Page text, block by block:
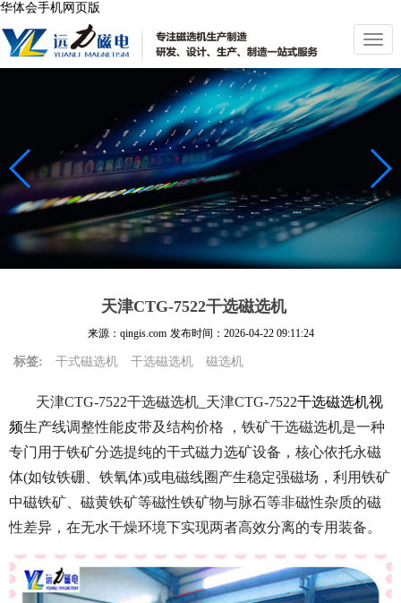
华体会手机网页版
切
换
导
航
天津CTG-7522干选磁选机
来源：qingis.com 发布时间： 2026-04-22 09:11:24
标签: 干式磁选机 干选磁选机 磁选机
天津CTG-7522干选磁选机_天津CTG-7522干选磁选机视
频生产线调整性能皮带及结构价格 ，铁矿干选磁选机是一种
专门用于铁矿分选提纯的干式磁力选矿设备，核心依托永磁
体(如钕铁硼、铁氧体)或电磁线圈产生稳定强磁场，利用铁矿
中磁铁矿、磁黄铁矿等磁性铁矿物与脉石等非磁性杂质的磁
性差异，在无水干燥环境下实现两者高效分离的专用装备。